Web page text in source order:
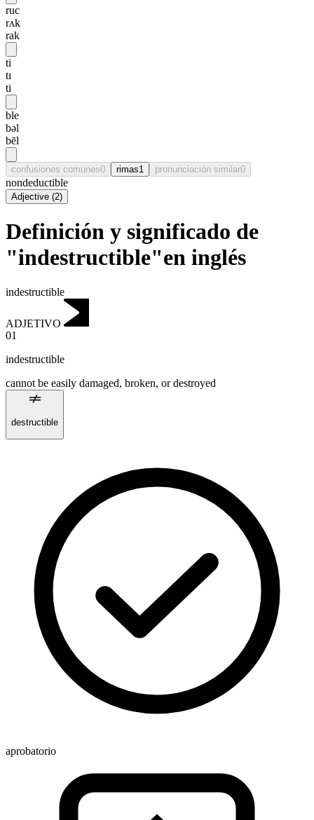
ruc
rʌk
rak
ti
tɪ
ti
ble
bəl
bēl
confusiones comunes0 rimas1 pronunciación similar0
nondeductible
Adjective (2)
Definición y significado de
"indestructible"en inglés
indestructible
ADJETIVO
01
indestructible
cannot be easily damaged, broken, or destroyed
destructible
aprobatorio